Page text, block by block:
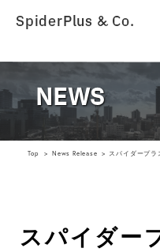
SpiderPlus & Co.
NEWS
Top News Release スパイダープラ
スパイダー